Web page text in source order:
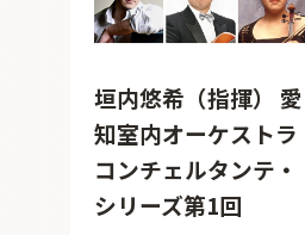
垣内悠希（指揮） 愛
知室内オーケストラ
コンチェルタンテ・
シリーズ第1回